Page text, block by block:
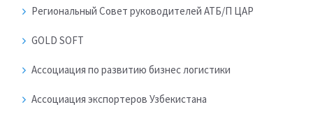
Региональный Совет руководителей АТБ/П ЦАР
GOLD SOFT
Ассоциация по развитию бизнес логистики
Ассоциация экспортеров Узбекистана